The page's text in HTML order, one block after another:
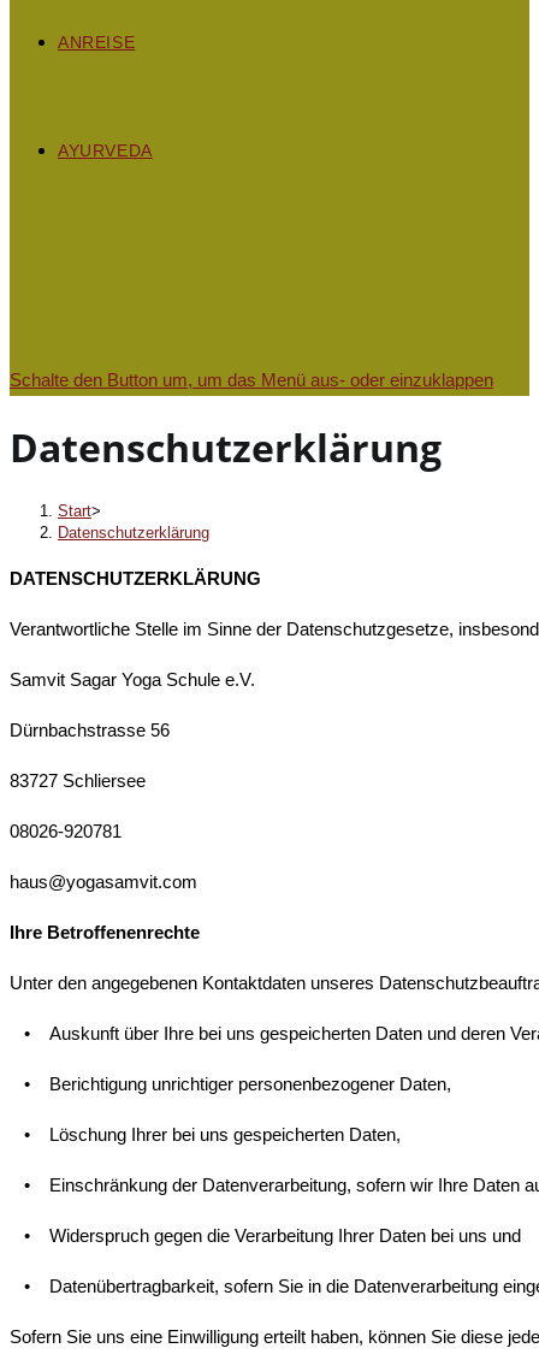
ANREISE
AYURVEDA
Schalte den Button um, um das Menü aus- oder einzuklappen
Datenschutzerklärung
Start>
Datenschutzerklärung
DATENSCHUTZERKLÄRUNG
Verantwortliche Stelle im Sinne der Datenschutzgesetze,
Samvit Sagar Yoga Schule e.V.
Dürnbachstrasse 56
83727 Schliersee
08026-920781
haus@yogasamvit.com
Ihre Betroffenenrechte
Unter den angegebenen Kontaktdaten unseres
• Auskunft über Ihre bei uns gespeicherten Daten und deren
• Berichtigung unrichtiger personenbezogener Daten,
• Löschung Ihrer bei uns gespeicherten Daten,
• Einschränkung der Datenverarbeitung, sofern wir Ihre Daten
• Widerspruch gegen die Verarbeitung Ihrer Daten bei uns und
• Datenübertragbarkeit, sofern Sie in die Datenverarbeitung
Sofern Sie uns eine Einwilligung erteilt haben, können Sie diese